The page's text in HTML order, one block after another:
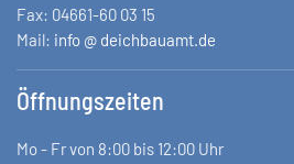
Fax: 04661-60 03 15
Mail: info @ deichbauamt.de
Öffnungszeiten
Mo - Fr von 8:00 bis 12:00 Uhr